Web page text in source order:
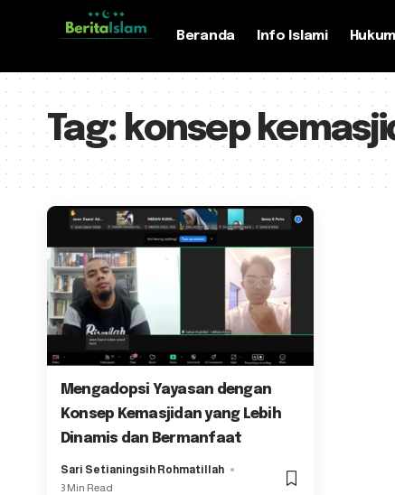
Beranda Info Islami
Tag: konsep
Mengadopsi Yayasan dengan
Konsep Kemasjidan yang Lebih
Dinamis dan Bermanfaat
Sari Setianingsih Rohmatillah
3 Min Read